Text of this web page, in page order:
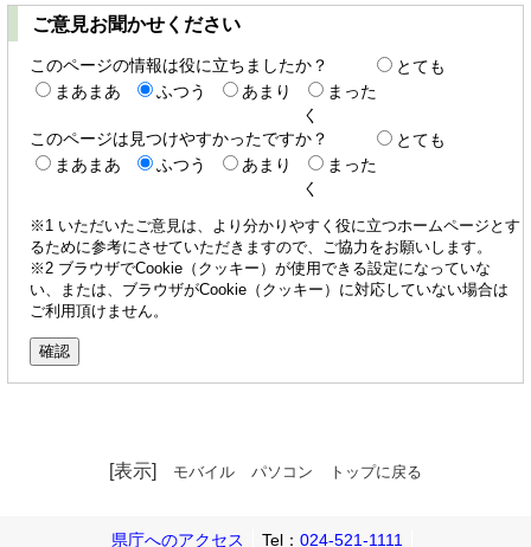
ご意見お聞かせください
このページの情報は役に立ちましたか？
とても
まあまあ
ふつう あまり
まった
く
このページは見つけやすかったですか？
とても
まあまあ
ふつう あまり
まった
く
※1 いただいたご意見は、より分かりやすく役に立つホームページとす
るために参考にさせていただきますので、ご協力をお願いします。
※2 ブラウザでCookie（クッキー）が使用できる設定になっていな
い、または、ブラウザがCookie（クッキー）に対応していない場合は
ご利用頂けません。
[表示] モバイル パソコン トップに戻る
県庁へのアクセス Tel： 024-521-1111